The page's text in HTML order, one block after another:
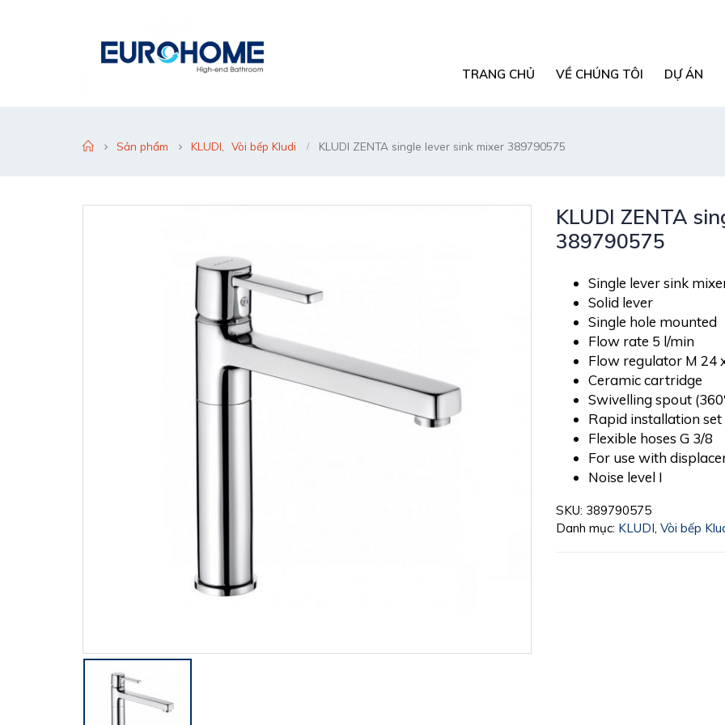
TRANG CHỦ VỀ CHÚNG TÔI DỰ ÁN
Sản phẩm KLUDI Vòi bếp Kludi KLUDI ZENTA single lever sink mixer 389790575
KLUDI ZENTA
389790575
Single lever sink
Solid lever
Single hole mounted
Flow rate 5 l/min
Flow regulator M 24
Ceramic cartridge
Swivelling spout
Rapid installation set
Flexible hoses G 3/8
For use with
Noise level I
SKU: 389790575
Danh mục: KLUDI, Vòi bếp